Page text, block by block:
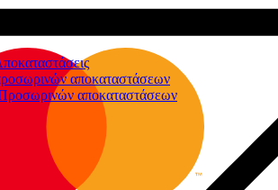
αποκαταστάσεων
αποκαταστάσεων